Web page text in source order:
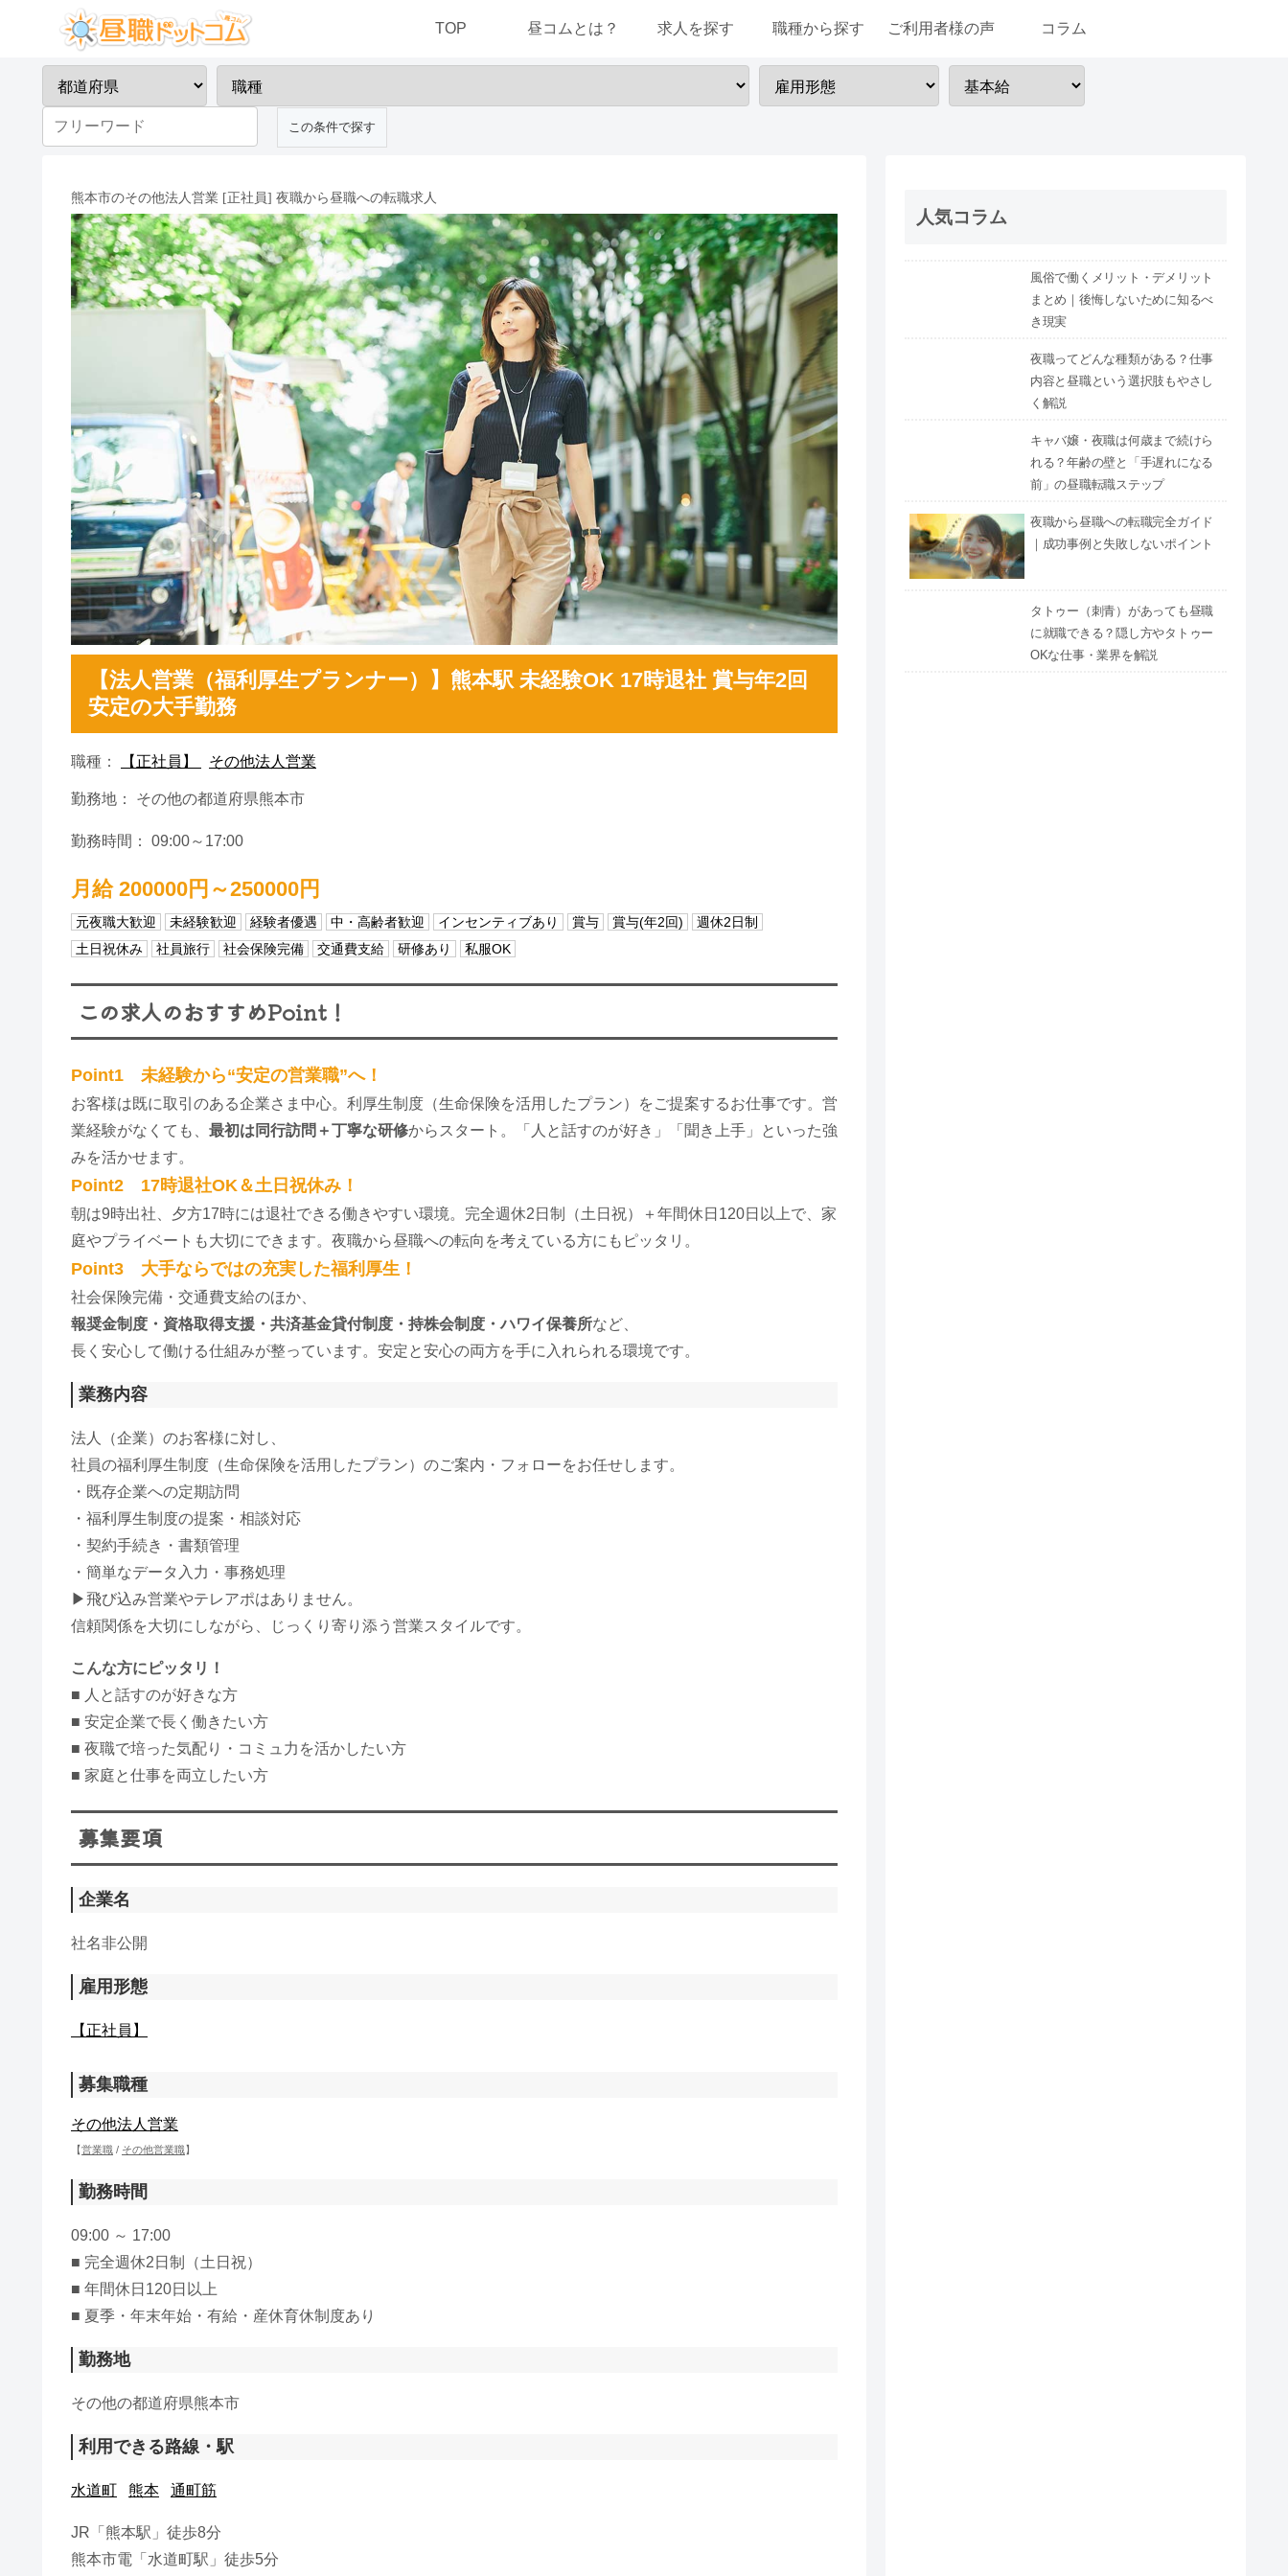
TOP 昼コムとは？ 求人を探す 職種から探す ご利用者様の声 コラム
熊本市のその他法人営業 [正社員] 夜職から昼職への転職求人
【法人営業（福利厚生プランナー）】熊本駅 未経験OK 17時退社 賞与年2回
安定の大手勤務
職種： 【正社員】 その他法人営業
勤務地： その他の都道府県熊本市
勤務時間： 09:00～17:00
月給 200000円～250000円
元夜職大歓迎 未経験歓迎 経験者優遇 中・高齢者歓迎 インセンティブあり 賞与 賞与(年2回)
週休2日制
土日祝休み
社員旅行 社会保険完備 交通費支給 研修あり 私服OK
この求人のおすすめPoint！
Point1 未経験から“安定の営業職”へ！
お客様は既に取引のある企業さま中心。利厚生制度（生命保険を活用したプラン）をご提案するお仕事です。営
業経験がなくても、 最初は同行訪問＋丁寧な研修からスタート。「人と話すのが好き」「聞き上手」といった強
みを活かせます。
Point2 17時退社OK＆土日祝休み！
朝は9時出社、夕方17時には退社できる働きやすい環境。完全週休2日制（土日祝）＋年間休日120日以上で、家
庭やプライベートも大切にできます。夜職から昼職への転向を考えている方にもピッタリ。
Point3 大手ならではの充実した福利厚生！
社会保険完備・交通費支給のほか、
報奨金制度・資格取得支援・共済基金貸付制度・持株会制度・ハワイ保養所など、
長く安心して働ける仕組みが整っています。安定と安心の両方を手に入れられる環境です。
業務内容
法人（企業）のお客様に対し、
社員の福利厚生制度（生命保険を活用したプラン）のご案内・フォローをお任せします。
・既存企業への定期訪問
・福利厚生制度の提案・相談対応
・契約手続き・書類管理
・簡単なデータ入力・事務処理
▶飛び込み営業やテレアポはありません。
信頼関係を大切にしながら、じっくり寄り添う営業スタイルです。
こんな方にピッタリ！
■ 人と話すのが好きな方
■ 安定企業で長く働きたい方
■ 夜職で培った気配り・コミュ力を活かしたい方
■ 家庭と仕事を両立したい方
募集要項
企業名
社名非公開
雇用形態
【正社員】
募集職種
その他法人営業
【営業職 / その他営業職】
勤務時間
09:00 ～ 17:00
■ 完全週休2日制（土日祝）
■ 年間休日120日以上
■ 夏季・年末年始・有給・産休育休制度あり
勤務地
その他の都道府県熊本市
利用できる路線・駅
水道町 熊本 通町筋
JR「熊本駅」徒歩8分
熊本市電「水道町駅」徒歩5分
人気コラム
風俗で働くメリット・デメリット
まとめ｜後悔しないために知るべ
き現実
夜職ってどんな種類がある？仕事
内容と昼職という選択肢もやさし
く解説
キャバ嬢・夜職は何歳まで続けら
れる？年齢の壁と「手遅れになる
前」の昼職転職ステップ
夜職から昼職への転職完全ガイド
｜成功事例と失敗しないポイント
タトゥー（刺青）があっても昼職
に就職できる？隠し方やタトゥー
OKな仕事・業界を解説